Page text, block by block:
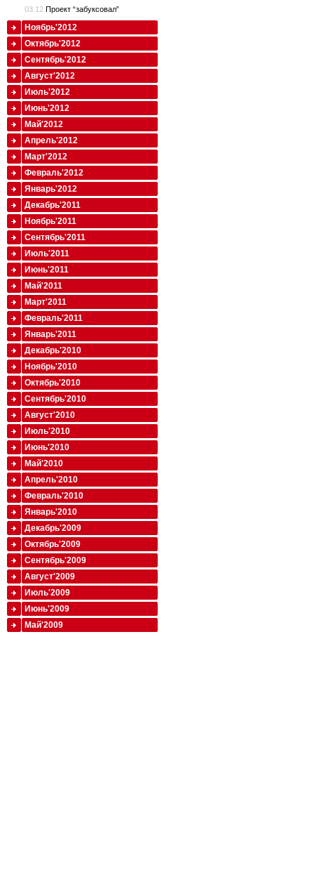
03.12 Проект “забуксовал”
Ноябрь'2012
Октябрь'2012
Сентябрь'2012
Август'2012
Июль'2012
Июнь'2012
Май'2012
Апрель'2012
Март'2012
Февраль'2012
Январь'2012
Декабрь'2011
Ноябрь'2011
Сентябрь'2011
Июль'2011
Июнь'2011
Май'2011
Март'2011
Февраль'2011
Январь'2011
Декабрь'2010
Ноябрь'2010
Октябрь'2010
Сентябрь'2010
Август'2010
Июль'2010
Июнь'2010
Май'2010
Апрель'2010
Февраль'2010
Январь'2010
Декабрь'2009
Октябрь'2009
Сентябрь'2009
Август'2009
Июль'2009
Июнь'2009
Май'2009